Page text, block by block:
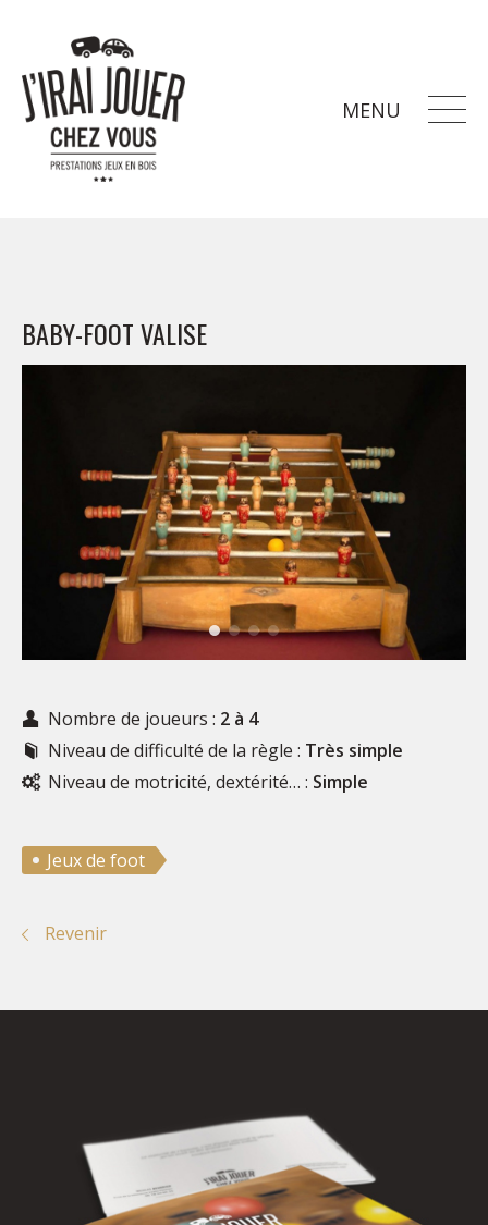
MENU
BABY-FOOT VALISE
Nombre de joueurs : 2 à 4
Niveau de difficulté de la règle : Très simple
Niveau de motricité, dextérité… : Simple
Jeux de foot
Revenir